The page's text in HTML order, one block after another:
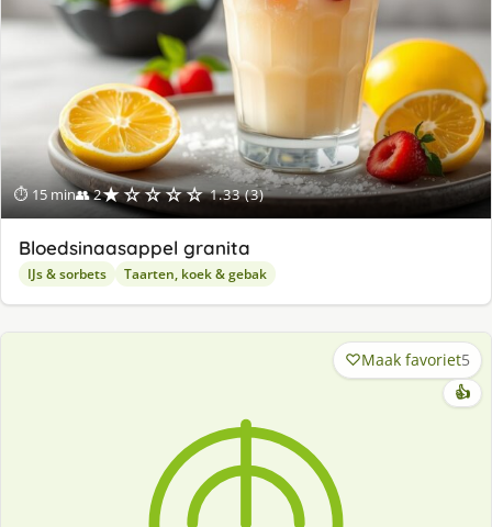
⏱ 15 min👥 2★☆☆☆☆ 1.33 (3)
Bloedsinaasappel granita
IJs & sorbets Taarten, koek & gebak
Maak favoriet5
👍